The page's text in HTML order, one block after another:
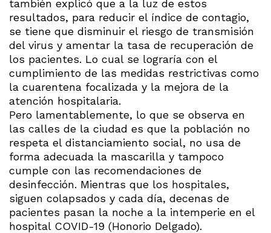
también explicó que a la luz de estos
resultados, para reducir el índice de contagio,
se tiene que disminuir el riesgo de transmisión
del virus y amentar la tasa de recuperación de
los pacientes. Lo cual se lograría con el
cumplimiento de las medidas restrictivas como
la cuarentena focalizada y la mejora de la
atención hospitalaria.
Pero lamentablemente, lo que se observa en
las calles de la ciudad es que la población no
respeta el distanciamiento social, no usa de
forma adecuada la mascarilla y tampoco
cumple con las recomendaciones de
desinfección. Mientras que los hospitales,
siguen colapsados y cada día, decenas de
pacientes pasan la noche a la intemperie en el
hospital COVID-19 (Honorio Delgado).